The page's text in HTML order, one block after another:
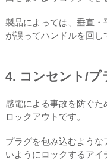
製品によっては、垂直
が誤ってハンドルを回し
4. コンセント/プ
感電による事故を防ぐ
ロックアウトです。
プラグを包み込むよう
いようにロックするアイ